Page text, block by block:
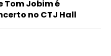
Jobim é
no CTJ Hall